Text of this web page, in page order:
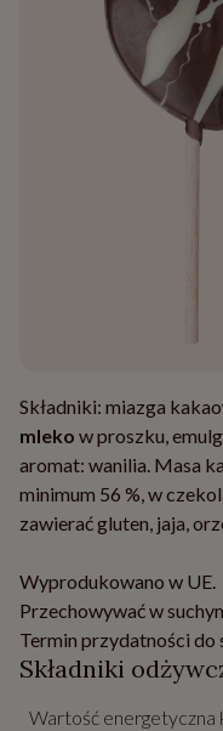
Składniki: miazga
mleko w proszku,
aromat: wanilia. Masa
minimum 56 %, w
zawierać gluten, jaja,
Wyprodukowano w UE.
Przechowywać w
Termin przydatności do
Składniki
Wartość energetyczna